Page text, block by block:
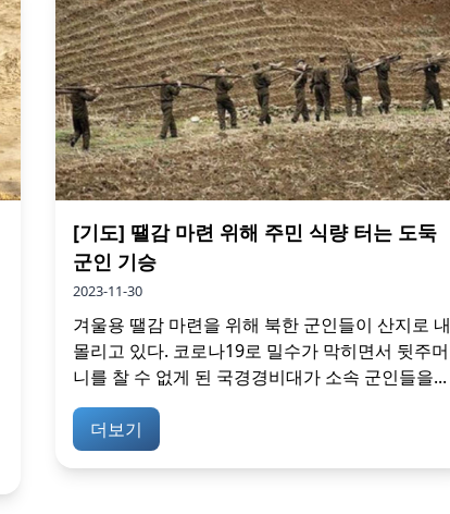
[기도] 땔감 마련 위해 주민 식량 터는 도둑
군인 기승
2023-11-30
겨울용 땔감 마련을 위해 북한 군인들이 산지로 내
몰리고 있다. 코로나19로 밀수가 막히면서 뒷주머
니를 찰 수 없게 된 국경경비대가 소속 군인들을...
더보기